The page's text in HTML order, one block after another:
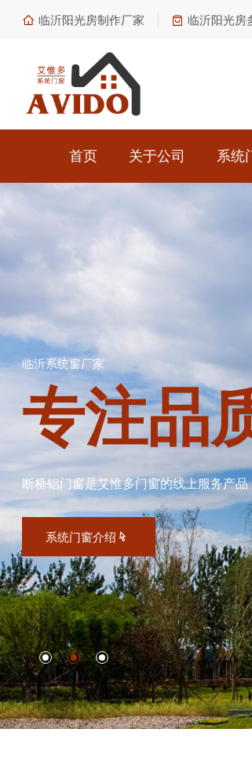
临沂阳光房制作厂家 临沂阳光房
首页 关于公司 系统
临沂系统窗厂家
专注品
断桥铝门窗是艾惟多门窗的线上服务产
系统门窗介绍